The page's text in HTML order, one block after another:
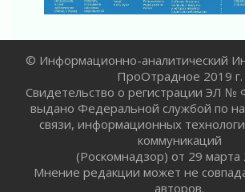
353 дома подключили к газу за
29 июля 2026
Семья из Кингисеппского
число лучших на конкурсе «Семья
29 июля 2026
Стихийную свалку
убрали в Ивангороде
Ленобласть представила проект
социально-экономического
© Информационно-аналитический
ПроОтрадное 2019 г.
Свидетельство о регистрации ЭЛ
выдано Федеральной службой по
связи, информационных
коммуникаций
(Роскомнадзор) от 29 марта
Мнение редакции может не
авторов.